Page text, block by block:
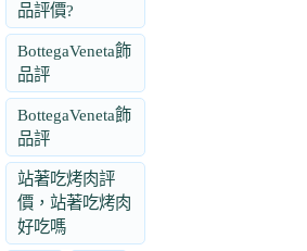
品評價?
BottegaVeneta飾
品評
BottegaVeneta飾
品評
站著吃烤肉評
價，站著吃烤肉
好吃嗎